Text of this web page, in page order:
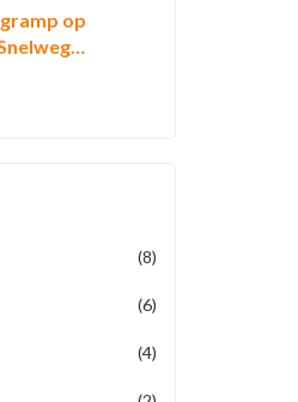
op
en
(8)
(6)
(4)